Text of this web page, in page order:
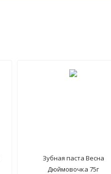
Зубная паста Весна
Дюймовочка 75г